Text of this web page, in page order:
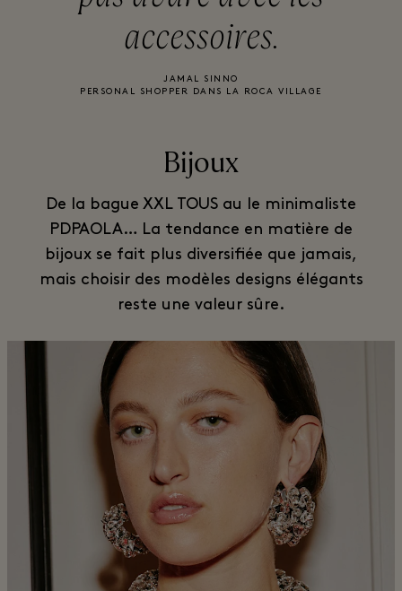
accessoires.
JAMAL SINNO
PERSONAL SHOPPER DANS LA ROCA VILLAGE
Bijoux
De la bague XXL TOUS au le minimaliste
PDPAOLA… La tendance en matière de
bijoux se fait plus diversifiée que jamais,
mais choisir des modèles designs élégants
reste une valeur sûre.